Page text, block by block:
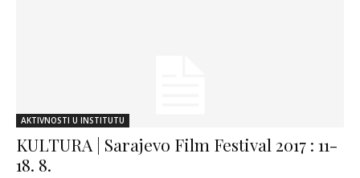
AKTIVNOSTI U INSTITUTU
KULTURA | Sarajevo Film Festival 2017 : 11-
18. 8.